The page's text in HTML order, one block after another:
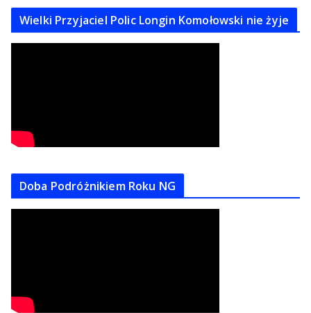
Wielki Przyjaciel Polic Longin Komołowski nie żyje
Doba Podróżnikiem Roku NG